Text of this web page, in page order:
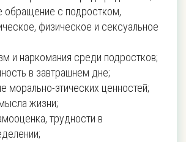
обращение с подростком,
физическое и сексуальное
и наркомания среди подростков;
в завтрашнем дне;
морально-этических ценностей;
жизни;
трудности в